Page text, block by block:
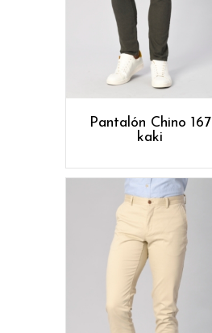
Pantalón Chino 167
kaki